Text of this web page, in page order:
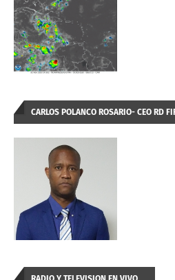
CARLOS POLANCO ROSARIO- CEO RD